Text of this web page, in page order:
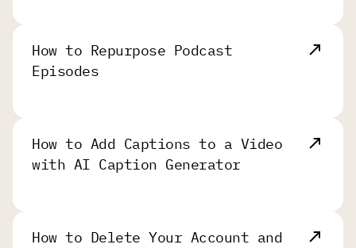
How to Repurpose Podcast
Episodes
How to Add Captions to a Video
with AI Caption Generator
How to Delete Your Account and